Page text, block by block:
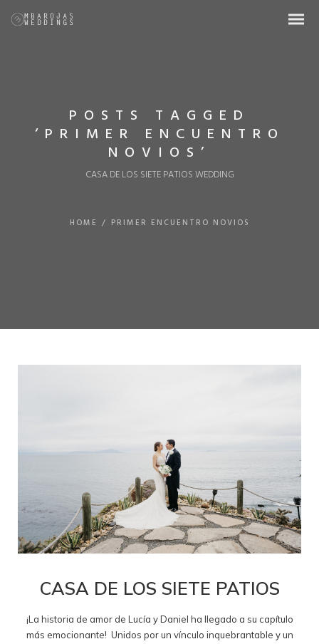
POSTS TAGGED
‘PRIMER ENCUENTRO
NOVIOS’
CASA DE LOS SIETE PATIOS WEDDING
HOME / PRIMER ENCUENTRO NOVIOS
CASA DE LOS SIETE PATIOS
¡La historia de amor de Lucía y Daniel ha llegado a su capítulo
más emocionante! Unidos por un vínculo inquebrantable y un